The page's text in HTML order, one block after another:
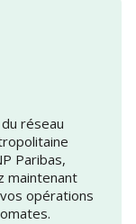
réseau
Paribas,
maintenant
opérations